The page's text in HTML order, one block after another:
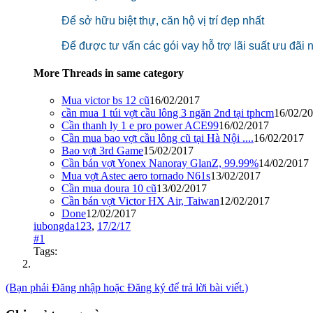
Để sở hữu biệt thự, căn hộ vị trí đẹp nhất
Để được tư vấn các gói vay hỗ trợ lãi suất ưu đãi
More Threads in same category
Mua victor bs 12 cũ16/02/2017
cần mua 1 túi vợt cầu lông 3 ngăn 2nd tại tphcm16/02/
Cần thanh ly 1 e pro power ACE9916/02/2017
Cần mua bao vợt cầu lông cũ tại Hà Nội ....16/02/2017
Bao vợt 3rd Game15/02/2017
Cần bán vợt Yonex Nanoray GlanZ, 99.99%14/02/2017
Mua vợt Astec aero tornado N61s13/02/2017
Cần mua doura 10 cũ13/02/2017
Cần bán vợt Victor HX Air, Taiwan12/02/2017
Done12/02/2017
iubongda123, 17/2/17
#1
Tags:
(Bạn phải Đăng nhập hoặc Đăng ký để trả lời bài viết.)